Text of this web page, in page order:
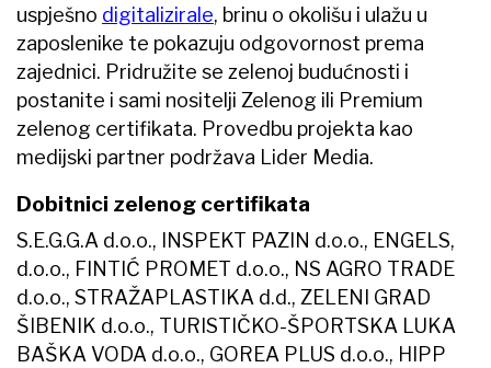
uspješno digitalizirale, brinu o okolišu i ulažu u
zaposlenike te pokazuju odgovornost prema
zajednici. Pridružite se zelenoj budućnosti i
postanite i sami nositelji Zelenog ili Premium
zelenog certifikata. Provedbu projekta kao
medijski partner podržava Lider Media.
Dobitnici zelenog certifikata
S.E.G.G.A d.o.o., INSPEKT PAZIN d.o.o., ENGELS,
d.o.o., FINTIĆ PROMET d.o.o., NS AGRO TRADE
d.o.o., STRAŽAPLASTIKA d.d., ZELENI GRAD
ŠIBENIK d.o.o., TURISTIČKO-ŠPORTSKA LUKA
BAŠKA VODA d.o.o., GOREA PLUS d.o.o., HIPP